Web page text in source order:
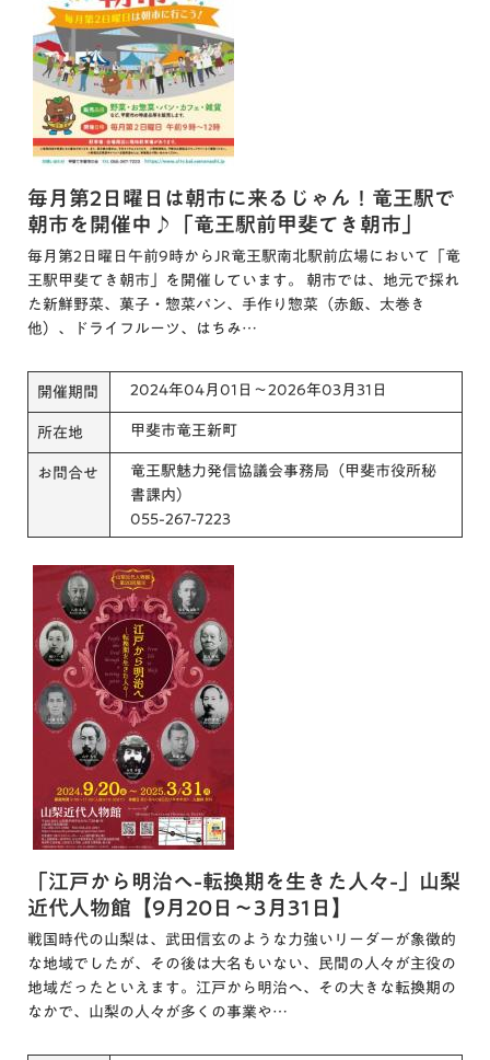
毎月第2日曜日は朝市に来るじゃん！竜王駅で
朝市を開催中♪「竜王駅前甲斐てき朝市」
毎月第2日曜日午前9時からJR竜王駅南北駅前広場において「竜
王駅甲斐てき朝市」を開催しています。 朝市では、地元で採れ
た新鮮野菜、菓子・惣菜パン、手作り惣菜（赤飯、太巻き
他）、ドライフルーツ、はちみ…
開催期間 2024年04月01日～2026年03月31日
所在地 甲斐市竜王新町
お問合せ
竜王駅魅力発信協議会事務局（甲斐市役所秘
書課内）
055-267-7223
「江戸から明治へ-転換期を生きた人々-」山梨
近代人物館【9月20日～3月31日】
戦国時代の山梨は、武田信玄のような力強いリーダーが象徴的
な地域でしたが、その後は大名もいない、民間の人々が主役の
地域だったといえます。江戸から明治へ、その大きな転換期の
なかで、山梨の人々が多くの事業や…